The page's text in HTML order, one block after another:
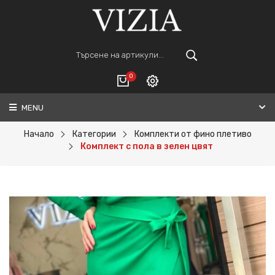
0
ВАШАТА КОЛИЧКА Е ПРАЗНА.
ПОРЪЧАЙ
Регистрация
MENU
Начало Категории
Комплекти от фино плетиво
Комплект с пола в зелен цвят